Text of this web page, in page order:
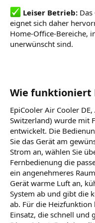
Leiser Betrieb:
eignet sich daher
Home-Office-Bereiche,
unerwünscht sind.
Wie funktioniert
EpiCooler Air Cooler
Switzerland) wurde mit
entwickelt. Die
Sie das Gerät am
Strom an, wählen Sie
Fernbedienung die
ein angenehmeres
Gerät warme Luft an,
System ab und gibt die
ab. Für die
Einsatz, die schnell und